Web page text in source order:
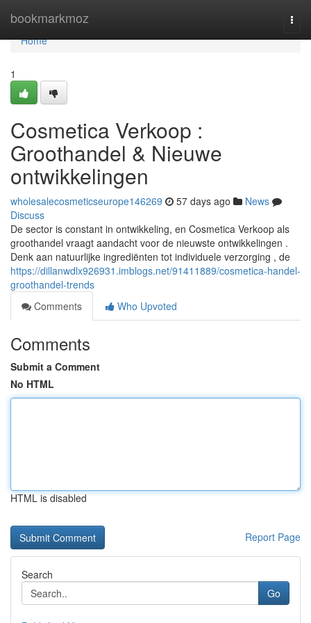
bookmarkmoz
Home
Home
1
Cosmetica Verkoop :
Groothandel & Nieuwe
ontwikkelingen
wholesalecosmeticseurope146269 57 days ago
News
Discuss
De sector is constant in ontwikkeling, en Cosmetica Verkoop als
groothandel vraagt aandacht voor de nieuwste ontwikkelingen .
Denk aan natuurlijke ingrediënten tot individuele verzorging , de
https://dillanwdlx926931.imblogs.net/91411889/cosmetica-handel-
groothandel-trends
Comments
Who Upvoted
Comments
Submit a Comment
No HTML
HTML is disabled
Report Page
Search
Go